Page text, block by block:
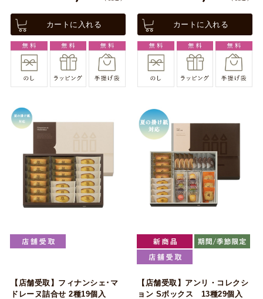
カートに入れる カートに入れる
【店舗受取】フィナンシェ･マ
ドレーヌ詰合せ 2種19個入
【店舗受取】アンリ・コレクシ
ョン Sボックス 13種29個入